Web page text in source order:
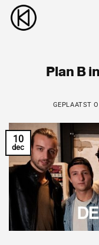
naar
Plan B
GEPLAATST
10
dec